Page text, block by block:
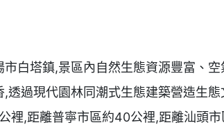
白塔鎮,景區內自然生態資源豐富、
透過現代園林同潮式生態建築營造生
裡,距離普寧市區約40公裡,距離汕頭